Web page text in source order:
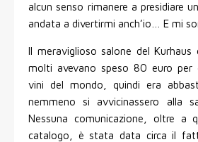
alcun senso rimanere a presidiare
andata a divertirmi anch’io… E mi
Il meraviglioso salone del Kurhaus
molti avevano speso 80 euro per
vini del mondo, quindi era
nemmeno si avvicinassero alla
Nessuna comunicazione, oltre a
catalogo, è stata data circa il